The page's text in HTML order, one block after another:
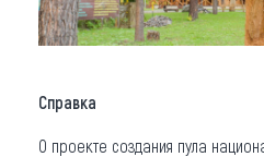
Справка
О проекте создания пула